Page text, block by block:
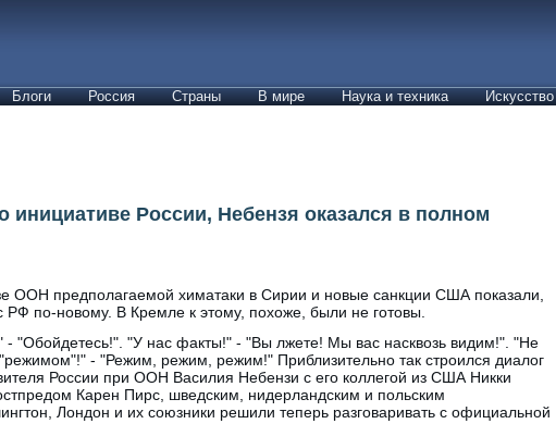
Блоги Россия Страны В мире Наука и техника Искусство
России, Небензя оказался в полном
ООН предполагаемой химатаки в Сирии и новые санкции США показали,
РФ по-новому. В Кремле к этому, похоже, были не готовы.
- "Обойдетесь!". "У нас факты!" - "Вы лжете! Мы вас насквозь видим!". "Не
- "Режим, режим, режим!" Приблизительно так строился диалог
России при ООН Василия Небензи с его коллегой из США Никки
Карен Пирс, шведским, нидерландским и польским
Лондон и их союзники решили теперь разговаривать с официальной